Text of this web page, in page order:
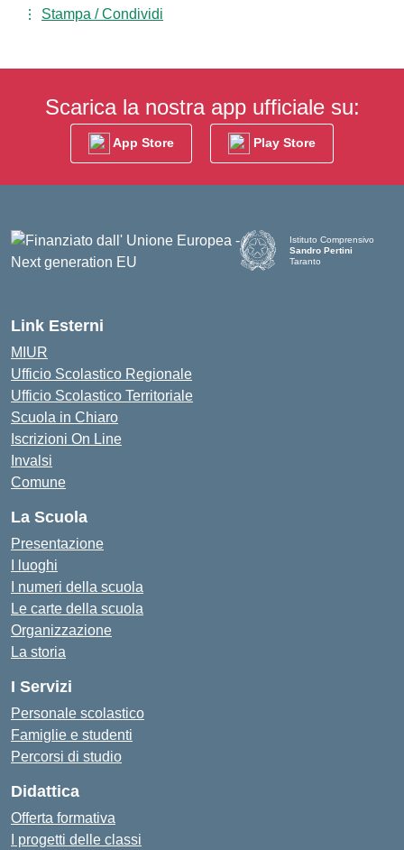
Stampa / Condividi
Scarica la nostra app ufficiale su:
App Store Play Store
Istituto Comprensivo
Sandro Pertini
Taranto
Link Esterni
MIUR
Ufficio Scolastico Regionale
Ufficio Scolastico Territoriale
Scuola in Chiaro
Iscrizioni On Line
Invalsi
Comune
La Scuola
Presentazione
I luoghi
I numeri della scuola
Le carte della scuola
Organizzazione
La storia
I Servizi
Personale scolastico
Famiglie e studenti
Percorsi di studio
Didattica
Offerta formativa
I progetti delle classi